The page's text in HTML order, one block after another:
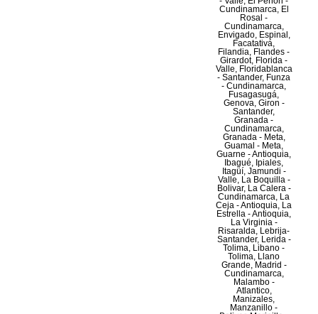
Cundinamarca, El
Rosal -
Cundinamarca,
Envigado, Espinal,
Facatativá,
Filandia, Flandes -
Girardot, Florida -
Valle, Floridablanca
- Santander, Funza
- Cundinamarca,
Fusagasugá,
Genova, Giron -
Santander,
Granada -
Cundinamarca,
Granada - Meta,
Guamal - Meta,
Guarne - Antioquia,
Ibagué, Ipiales,
Itagüí, Jamundi -
Valle, La Boquilla -
Bolivar, La Calera -
Cundinamarca, La
Ceja - Antioquia, La
Estrella - Antioquia,
La Virginia -
Risaralda, Lebrija-
Santander, Lerida -
Tolima, Libano -
Tolima, Llano
Grande, Madrid -
Cundinamarca,
Malambo -
Atlantico,
Manizales,
Manzanillo -